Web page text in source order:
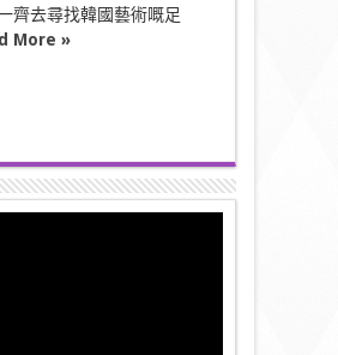
齊去尋找韓國藝術嘅足
More »